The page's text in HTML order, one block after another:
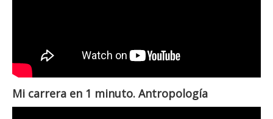
Mi carrera en 1 minuto. Antropología